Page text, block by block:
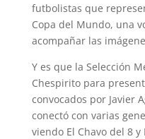
futbolistas que
Copa del Mundo, una
acompañar las
Y es que la Selección
Chespirito para
convocados por Javier
conectó con varias
viendo El Chavo del 8